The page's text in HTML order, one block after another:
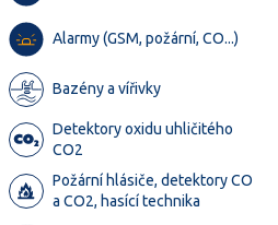
Alarmy (GSM, požární, CO...)
Bazény a vířivky
Detektory oxidu uhličitého
CO2
Požární hlásiče, detektory CO
a CO2, hasící technika